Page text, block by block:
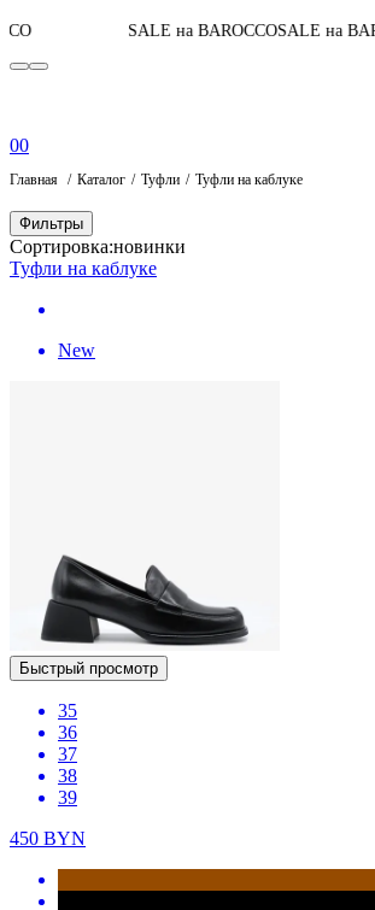
SALE на BAROCCO SALE на BAROCCO До
00
Главная Каталог Туфли Туфли на каблуке
Фильтры
Сортировка:новинки
Туфли на каблуке
New
Быстрый просмотр
35
36
37
38
39
450 BYN